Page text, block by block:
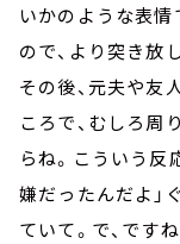
いかのような表
ので、より突き放
その後、元夫や友
ころで、むしろ周
らね。こういう
嫌だったんだよ」
ていて。で、です